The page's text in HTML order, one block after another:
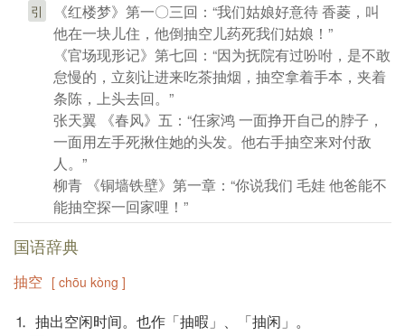
引
《红楼梦》第一〇三回：“我们姑娘好意待 香菱，叫
他在一块儿住，他倒抽空儿药死我们姑娘！”
《官场现形记》第七回：“因为抚院有过吩咐，是不敢
怠慢的，立刻让进来吃茶抽烟，抽空拿着手本，夹着
条陈，上头去回。”
张天翼 《春风》五：“任家鸿 一面挣开自己的脖子，
一面用左手死揪住她的头发。他右手抽空来对付敌
人。”
柳青 《铜墙铁壁》第一章：“你说我们 毛娃 他爸能不
能抽空探一回家哩！”
国语辞典
抽空 [ chōu kòng ]
⒈ 抽出空闲时间。也作「抽暇」、「抽闲」。